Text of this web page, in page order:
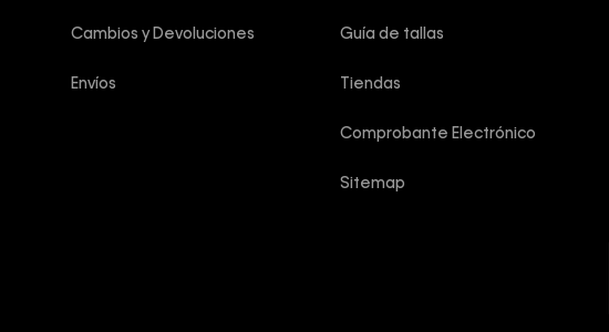
Cambios y Devoluciones
Envíos
Guía de tallas
Tiendas
Comprobante Electrónico
Sitemap